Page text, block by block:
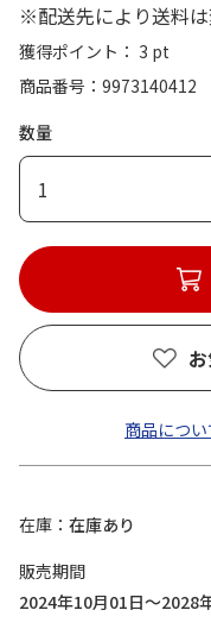
※配送先により送料は
獲得ポイント： 3 pt
商品番号
9973140412
数量
1
商品につ
在庫
在庫あり
販売期間
2024年10月01日～2028